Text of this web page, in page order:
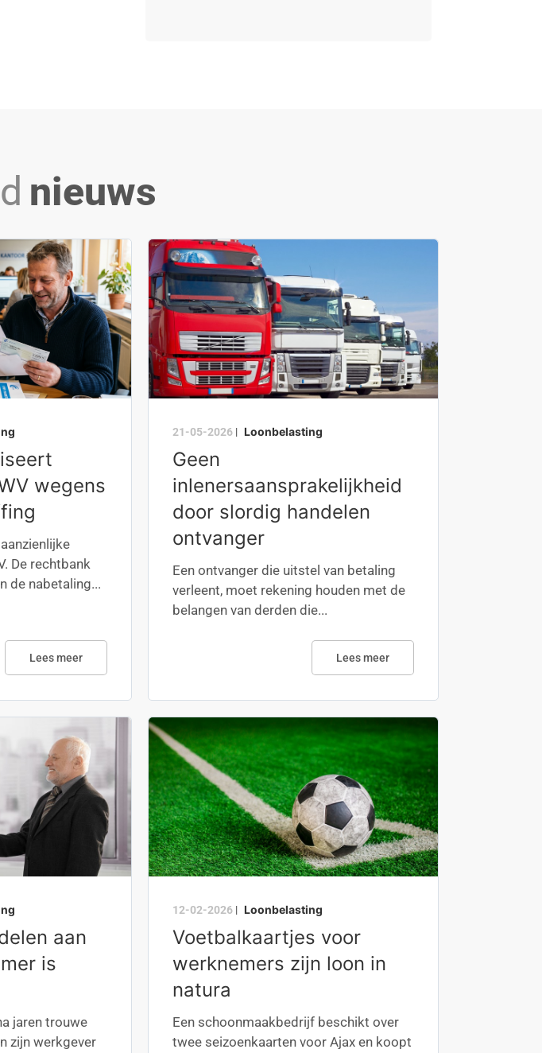
nieuws
wegens
De rechtbank
de nabetaling...
Lees meer
21-05-2026| Loonbelasting
Geen
inlenersaansprakelijkheid
door slordig handelen
ontvanger
Een ontvanger die uitstel van betaling
verleent, moet rekening houden met de
belangen van derden die...
Lees meer
aan
is
jaren trouwe
zijn werkgever
12-02-2026| Loonbelasting
Voetbalkaartjes voor
werknemers zijn loon in
natura
Een schoonmaakbedrijf beschikt over
twee seizoenkaarten voor Ajax en koopt